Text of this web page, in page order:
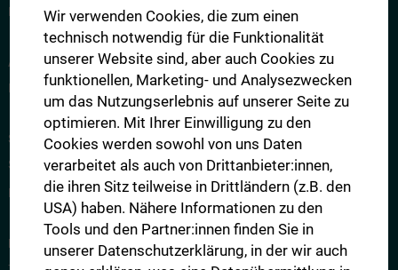
Kontakt
ANMELDUNG ZUM MEDAT
Internet-Anmeldung zum MedAT
STUDIENPLÄTZE UND KONTINGENTREGELUNG
Studienplätze
Kontingentregelung
DER AUFNAHMETEST MEDAT
Wir verwenden Cookies, die zum einen
technisch notwendig für die Funktionalität
unserer Website sind, aber auch Cookies zu
funktionellen, Marketing- und Analysezwecken
um das Nutzungserlebnis auf unserer Seite zu
optimieren. Mit Ihrer Einwilligung zu den
Cookies werden sowohl von uns Daten
verarbeitet als auch von Drittanbieter:innen,
die ihren Sitz teilweise in Drittländern (z.B. den
USA) haben. Nähere Informationen zu den
Tools und den Partner:innen finden Sie in
unserer Datenschutzerklärung, in der wir auch